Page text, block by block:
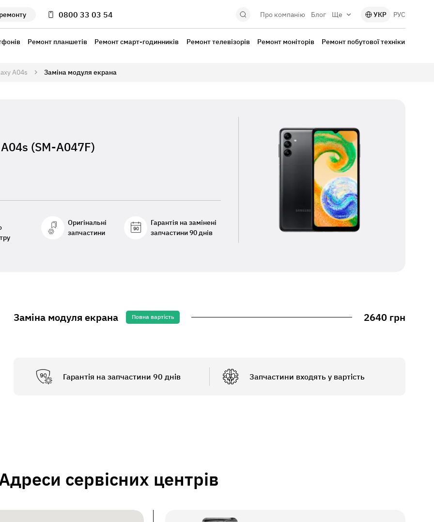
0800 33 03 54 Про компанію Блог Ще УКР РУС
Ремонт планшетів Ремонт смарт-годинників Ремонт телевізорів Ремонт моніторів Ремонт побутової техніки
A04s Заміна модуля екрана
(SM-A047F)
Оригінальні
запчастини
Гарантія на замінені
запчастини 90 днів
Заміна модуля екрана Повна вартість 2640 грн
Гарантія на запчастини 90 днів Запчастини входять у вартість
сервісних центрів